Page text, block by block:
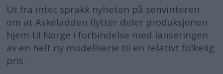
Ut fra intet sprakk nyheten på senvinteren
om at Askeladden flytter deler produksjonen
hjem til Norge i forbindelse med lanseringen
av en helt ny modellserie til en relativt folkelig
pris.